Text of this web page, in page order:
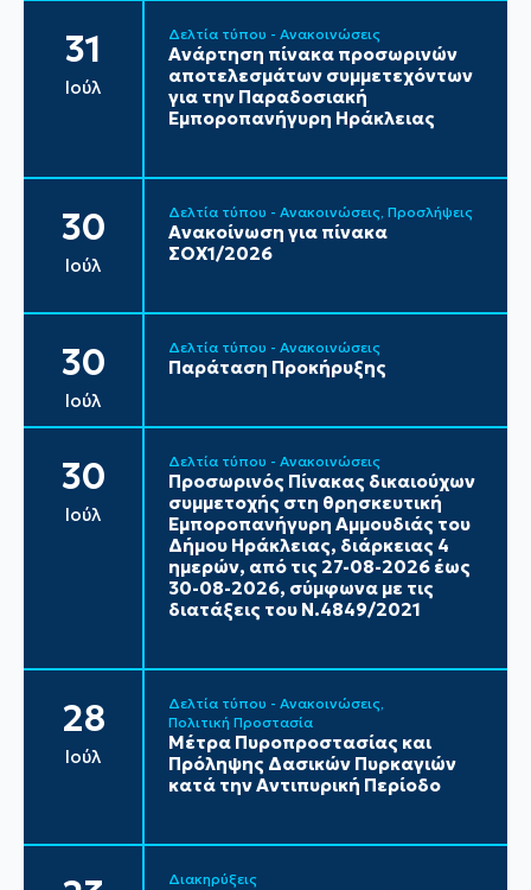
31
Ιούλ
Δελτία τύπου - Ανακοινώσεις
Ανάρτηση πίνακα προσωρινών
αποτελεσμάτων συμμετεχόντων
για την Παραδοσιακή
Εμποροπανήγυρη Ηράκλειας
30
Ιούλ
Δελτία τύπου - Ανακοινώσεις Προσλήψεις
Ανακοίνωση για πίνακα
ΣΟΧ1/2026
30
Ιούλ
Δελτία τύπου - Ανακοινώσεις
Παράταση Προκήρυξης
30
Ιούλ
Δελτία τύπου - Ανακοινώσεις
Προσωρινός Πίνακας δικαιούχων
συμμετοχής στη θρησκευτική
Εμποροπανήγυρη Αμμουδιάς του
Δήμου Ηράκλειας, διάρκειας 4
ημερών, από τις 27-08-2026 έως
30-08-2026, σύμφωνα με τις
διατάξεις του Ν.4849/2021
28
Ιούλ
Δελτία τύπου - Ανακοινώσεις
Πολιτική Προστασία
Μέτρα Πυροπροστασίας και
Πρόληψης Δασικών Πυρκαγιών
κατά την Αντιπυρική Περίοδο
Διακηρύξεις